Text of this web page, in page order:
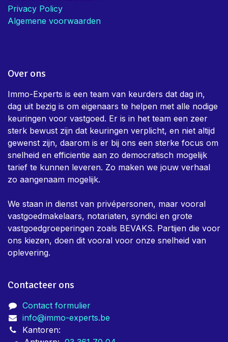
Handige links
Home page
Stookolie of mazouttank
Privacy Policy
Algemene voorwaarden
Over ons
Immo-Experts is een team van keurders dat dag in,
dag uit bezig is om eigenaars te helpen met alle nodige
keuringen voor vastgoed. Er is in het team een zeer
sterk bewust zijn dat keuringen verplicht, en niet altijd
gewenst zijn, daarom is er bij ons een sterke focus om
snelheid en efficientie aan zo democratisch mogelijk
tarief te kunnen leveren. Zo maken we jouw verhaal
zo aangenaam mogelijk.
We staan in dienst van privépersonen, maar vooral
vastgoedgroeperingen zoals BEVAKS. Partijen die voor
ons kiezen, doen dit vooral voor onze snelheid van
oplevering.